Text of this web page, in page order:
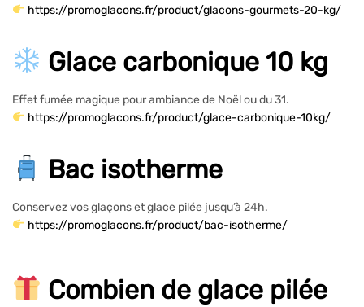
https://promoglacons.fr/product/glacons-gourmets-20-kg/
Glace carbonique 10 kg
Effet fumée magique pour ambiance de Noël ou du 31.
https://promoglacons.fr/product/glace-carbonique-10kg/
Bac isotherme
Conservez vos glaçons et glace pilée jusqu’à 24h.
https://promoglacons.fr/product/bac-isotherme/
Combien de glace pilée